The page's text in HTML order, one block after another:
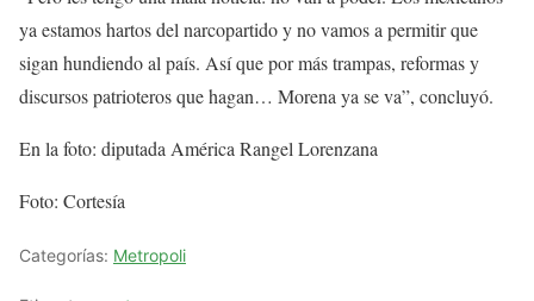
ya estamos hartos del narcopartido y no vamos a permitir que
sigan hundiendo al país. Así que por más trampas, reformas y
discursos patrioteros que hagan… Morena ya se va”, concluyó.
En la foto: diputada América Rangel Lorenzana
Foto: Cortesía
Categorías: Metropoli